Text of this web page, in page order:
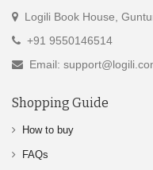
Logili Book House,
+91 9550146514
Email:
Shopping Guide
How to buy
FAQs